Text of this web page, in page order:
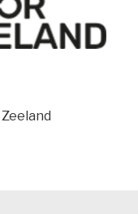
Zeeland